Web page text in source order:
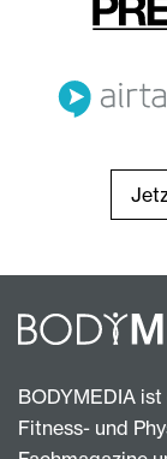
BODYMEDIA
Fitness- und